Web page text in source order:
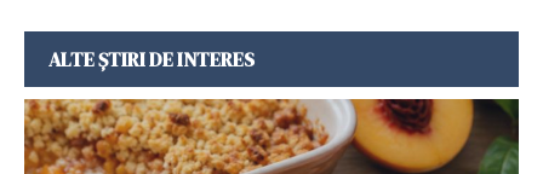
ALTE ȘTIRI DE INTERES